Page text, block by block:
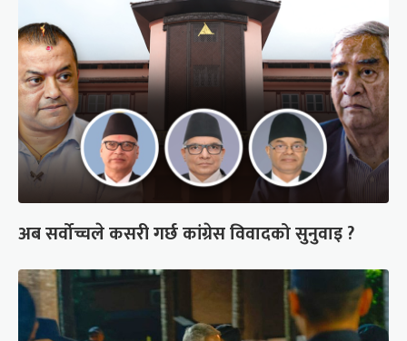
अब सर्वोच्चले कसरी गर्छ कांग्रेस विवादको सुनुवाइ ?